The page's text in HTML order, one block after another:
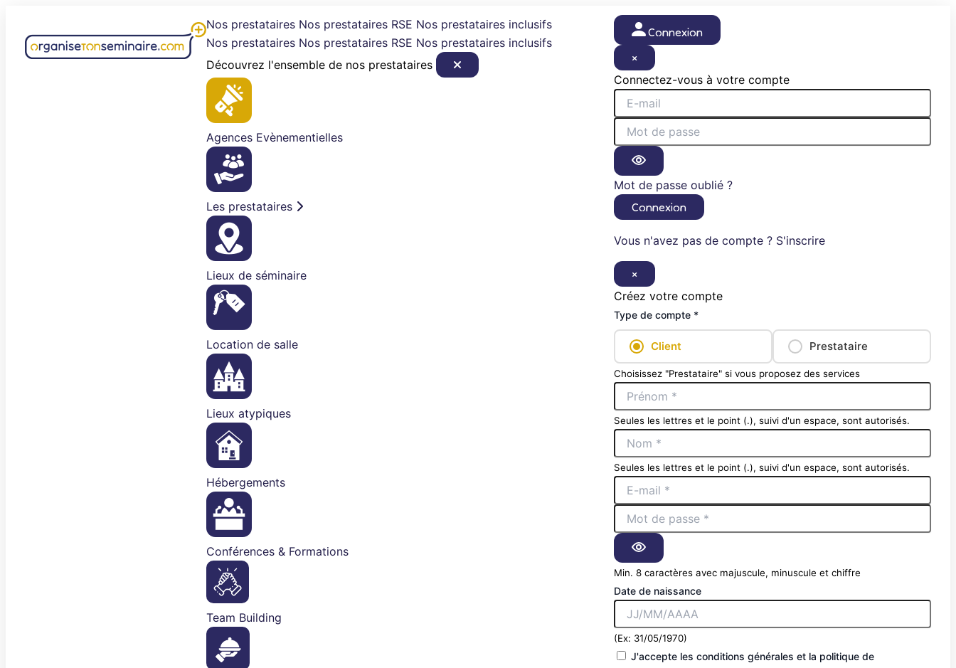
contenu
Nos prestataires Nos prestataires RSE Nos prestataires inclusifs
Nos prestataires Nos prestataires RSE Nos prestataires inclusifs
Découvrez l'ensemble de nos prestataires
Agences Evènementielles
Les prestataires
Lieux de séminaire
Location de salle
Lieux atypiques
Hébergements
Conférences & Formations
Team Building
Connexion
×
Connectez-vous à votre compte
Mot de passe oublié ?
Connexion
Vous n'avez pas de compte ? S'inscrire
×
Créez votre compte
Type de compte *
Client Prestataire
Choisissez "Prestataire" si vous proposez des services
Seules les lettres et le point (.), suivi d'un espace, sont autorisés.
Seules les lettres et le point (.), suivi d'un espace, sont autorisés.
Min. 8 caractères avec majuscule, minuscule et chiffre
Date de naissance
(Ex: 31/05/1970)
J'accepte les conditions générales et la politique de